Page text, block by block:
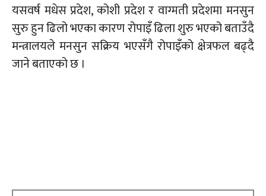
यसवर्ष मधेस प्रदेश, कोशी प्रदेश र वाग्मती प्रदेशमा मनसुन
सुरु हुन ढिलो भएका कारण रोपाइँ ढिला शुरु भएको बताउँदै
मन्त्रालयले मनसुन सक्रिय भएसँगै रोपाइँको क्षेत्रफल बढ्दै
जाने बताएको छ ।